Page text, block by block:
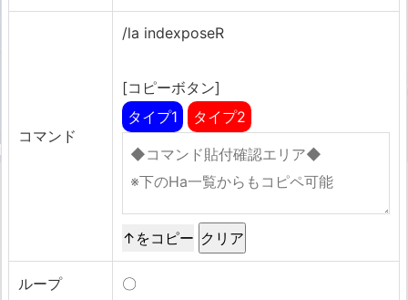
コマンド
/la indexposeR
[コピーボタン]
タイプ1
タイプ2
↑をコピー
ループ 〇